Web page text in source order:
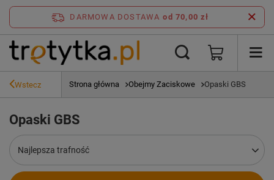
DARMOWA DOSTAWA od 70,00 zł
Wstecz Strona główna Obejmy Zaciskowe Opaski GBS
Opaski GBS
Zmień sortowanie
Najlepsza trafność